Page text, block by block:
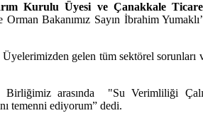
Kurulu Üyesi ve Çanakkale
Bakanımız Sayın İbrahim
gelen tüm sektörel sorunları
Birliğimiz arasında "Su Verimliliği
temenni ediyorum” dedi.